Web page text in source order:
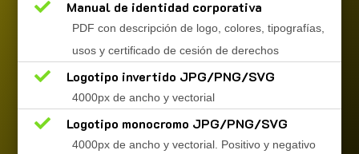
 Manual de identidad corporativa
PDF con descripción de logo, colores, tipografías,
usos y certificado de cesión de derechos
 Logotipo invertido JPG/PNG/SVG
4000px de ancho y vectorial
 Logotipo monocromo JPG/PNG/SVG
4000px de ancho y vectorial. Positivo y negativo